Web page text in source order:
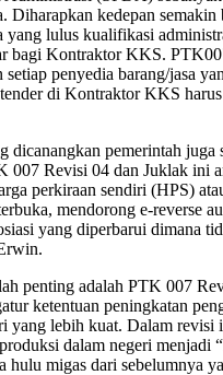
Diharapkan kedepan semakin
yang lulus kualifikasi
bagi Kontraktor KKS.
penyedia barang/jasa
di Kontraktor KKS
dicanangkan pemerintah juga
007 Revisi 04 dan Juklak ini
perkiraan sendiri (HPS)
mendorong e-reverse
yang diperbarui dimana
penting adalah PTK 007
ketentuan peningkatan
yang lebih kuat. Dalam revisi
dalam negeri menjadi
hulu migas dari sebelumnya